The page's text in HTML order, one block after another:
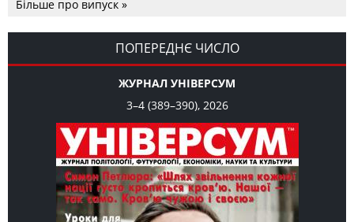
Романчука
СЛОВО РЕДАКЦІЙНЕ Олег К. Романчук Журавель і синиця
як уособлення української політстратегії й тактики
Більше про випуск »
ПОПЕРЕДНЄ ЧИСЛО
ЖУРНАЛ УНІВЕРСУМ
3–4 (389–390), 2026